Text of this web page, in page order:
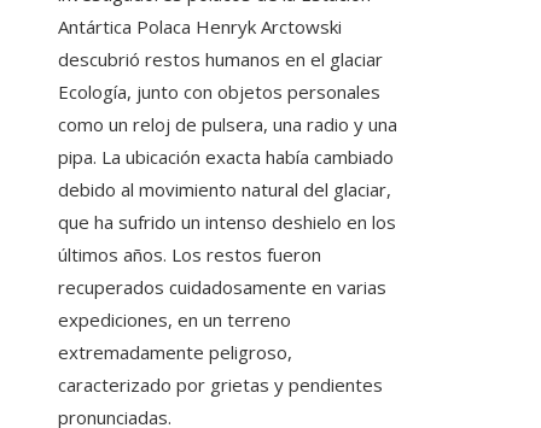
Antártica Polaca Henryk Arctowski
descubrió restos humanos en el glaciar
Ecología, junto con objetos personales
como un reloj de pulsera, una radio y una
pipa. La ubicación exacta había cambiado
debido al movimiento natural del glaciar,
que ha sufrido un intenso deshielo en los
últimos años. Los restos fueron
recuperados cuidadosamente en varias
expediciones, en un terreno
extremadamente peligroso,
caracterizado por grietas y pendientes
pronunciadas.